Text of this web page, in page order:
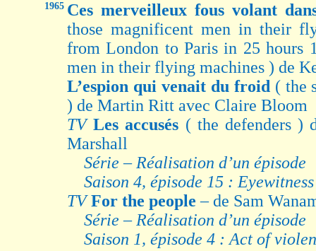
1965 Ces merveilleux fous volant
those magnificent men in their
from London to Paris in 25 hours
men in their flying machines ) de
L’espion qui venait du froid ( the
) de Martin Ritt avec Claire Bloom
TV Les accusés ( the defenders )
Marshall
Série – Réalisation d’un épisode
Saison 4, épisode 15 : Eyewitness
TV For the people– de Sam
Série – Réalisation d’un épisode
Saison 1, épisode 4 : Act of